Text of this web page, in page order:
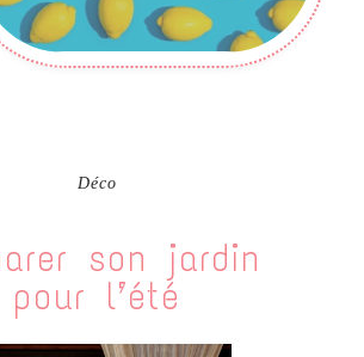
Déco
son jardin
pour l’été